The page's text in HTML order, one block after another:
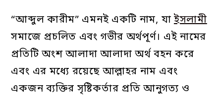
“আব্দুল কারীম” এমনই একটি নাম, যা ইসলামী
সমাজে প্রচলিত এবং গভীর অর্থপূর্ণ। এই নামের
প্রতিটি অংশ আলাদা আলাদা অর্থ বহন করে
এবং এর মধ্যে রয়েছে আল্লাহর নাম এবং
একজন ব্যক্তির সৃষ্টিকর্তার প্রতি আনুগত্য ও